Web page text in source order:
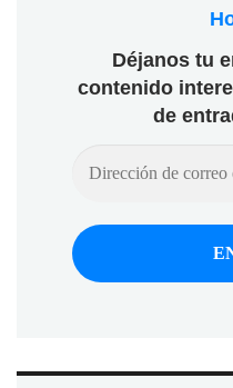
Déjanos tu
contenido
de